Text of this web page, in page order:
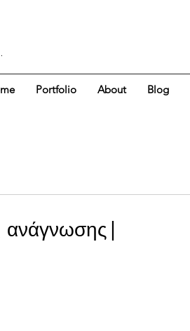
Portfolio About Blog
ανάγνωσης|